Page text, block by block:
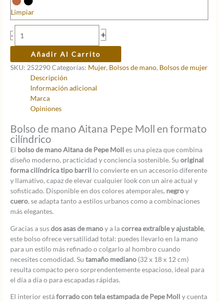
era:
63,00 €.50,40 €.
Limpiar
-
de
AITANA
cantidad
+
Añadir Al Carrito
SKU: 252290Categorías: Mujer, Bolsos de mano, Bolsos de mujer
Descripción
Información adicional
Marca
Opiniones
Bolso de mano Aitana Pepe Moll en formato
cilíndrico
El bolso de mano Aitana de Pepe Moll es una pieza que combina
diseño moderno, practicidad y conciencia sostenible. Suoriginal
forma cilíndrica tipo barril lo convierte en un accesorio diferente
y llamativo, capaz de elevar cualquier look con un aire actual y
sofisticado. Disponible en dos colores atemporales, negroy
cuero, se adapta tanto a estilos urbanos como a combinaciones
más elegantes.
Gracias a susdos asas de manoy a lacorrea extraíble y ajustable,
este bolso ofrece versatilidad total: puedes llevarlo en la mano
para un estilo más refinado o colgarlo al hombro cuando
necesites comodidad. Sutamaño mediano (32 x 18 x 12 cm)
resulta compacto pero sorprendentemente espacioso, ideal para
el día a día o para escapadas rápidas.
El interior estáforrado con tela estampada de Pepe Moll y cuenta